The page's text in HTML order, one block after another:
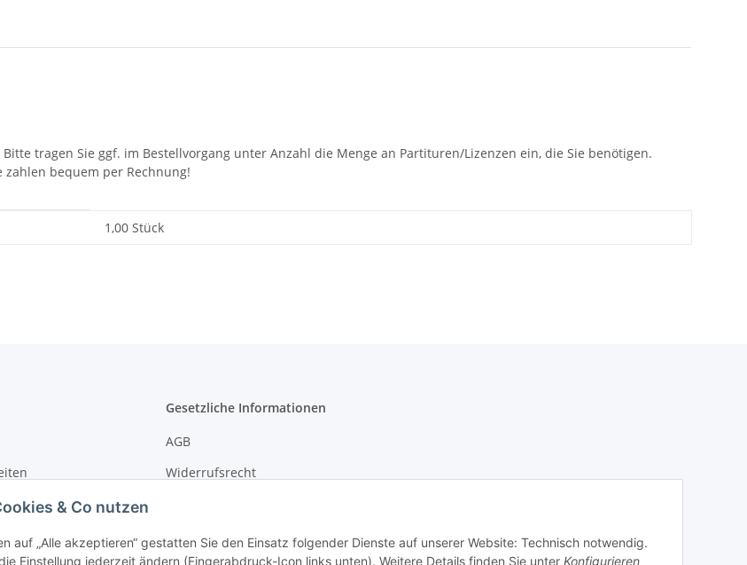
& Co nutzen
auf „Alle akzeptieren“ gestatten Sie den Einsatz folgender Dienste auf unserer Website: Technisch notwendig.
Einstellung jederzeit ändern (Fingerabdruck-Icon links unten). Weitere Details finden Sie unter Konfigurieren
tragen Sie ggf. im Bestellvorgang unter Anzahl die Menge an Partituren/Lizenzen ein, die Sie benötigen.
zahlen bequem per Rechnung!
1,00 Stück
Gesetzliche Informationen
AGB
Widerrufsrecht
Datenschutz